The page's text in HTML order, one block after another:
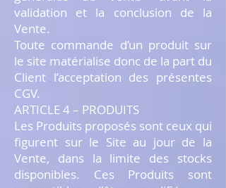
validation et la conclusion de la
Vente.
Toute commande d’un produit sur
le site matérialise donc de la part du
Client l’acceptation des présentes
CGV.
ARTICLE 4 – PRODUITS
Les Produits proposés sont ceux qui
figurent sur le Site au jour de la
Vente, dans la limite des stocks
disponibles. Ces Produits sont